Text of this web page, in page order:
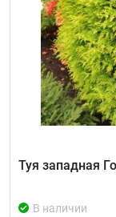
Туя западная
В наличии